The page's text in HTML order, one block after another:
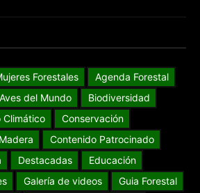
Forestales
Agenda Forestal
Aves del Mundo
Biodiversidad
Climático
Conservación
Contenido Patrocinado
Destacadas
Educación
Galería de videos
Guia Forestal